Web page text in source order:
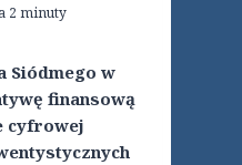
2 minuty
Siódmego w
finansową
cyfrowej